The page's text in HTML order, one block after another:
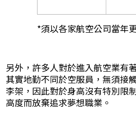
*須以各家航空公司當年
另外，許多人對於進入航空業有
其實地勤不同於空服員，無須接
李架，因此對於身高沒有特別限
高度而放棄追求夢想職業。